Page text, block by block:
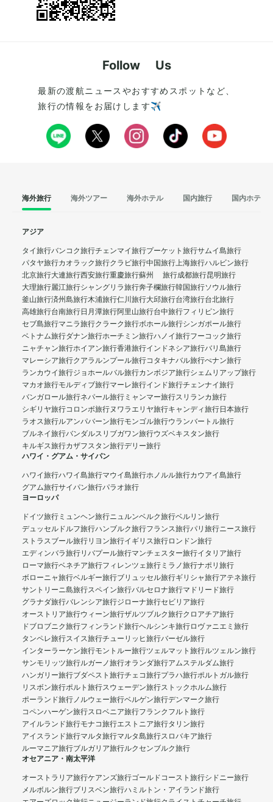
Follow Us
最新の渡航ニュースやおすすめスポットなど、
旅行の情報をお届けします✈️
海外旅行 海外ツアー 海外ホテル 国内旅行 国内ホテル
アジア
タイ旅行バンコク旅行チェンマイ旅行プーケット旅行サムイ島旅行
パタヤ旅行カオラック旅行クラビ旅行中国旅行上海旅行ハルビン旅行
北京旅行大連旅行西安旅行重慶旅行蘇州 旅行成都旅行昆明旅行
大理旅行麗江旅行シャングリラ旅行奔子欄旅行韓国旅行ソウル旅行
釜山旅行済州島旅行木浦旅行仁川旅行大邱旅行台湾旅行台北旅行
高雄旅行台南旅行日月潭旅行阿里山旅行台中旅行フィリピン旅行
セブ島旅行マニラ旅行クラーク旅行ボホール旅行シンガポール旅行
ベトナム旅行ダナン旅行ホーチミン旅行ハノイ旅行フーコック旅行
ニャチャン旅行ホイアン旅行香港旅行インドネシア旅行バリ島旅行
マレーシア旅行クアラルンプール旅行コタキナバル旅行ぺナン旅行
ランカウイ旅行ジョホールバル旅行カンボジア旅行シェムリアップ旅行
マカオ旅行モルディブ旅行マーレ旅行インド旅行チェンナイ旅行
バンガロール旅行ネパール旅行 ミャンマー旅行スリランカ旅行
シギリヤ旅行コロンボ旅行ヌワラエリヤ旅行キャンディ旅行日本旅行
ラオス旅行ルアンパバーン旅行モンゴル旅行ウランバートル旅行
ブルネイ旅行バンダルスリブガワン旅行ウズベキスタン旅行
キルギス旅行カザフスタン旅行デリー旅行
ハワイ・グアム・サイパン
ハワイ旅行ハワイ島旅行マウイ島旅行ホノルル旅行カウアイ島旅行
グアム旅行サイパン旅行パラオ旅行
ヨーロッパ
ドイツ旅行 ミュンヘン旅行ニュルンベルク旅行ベルリン旅行
デュッセルドルフ旅行ハンブルク旅行フランス旅行パリ旅行ニース旅行
ストラスブール旅行リヨン旅行イギリス旅行ロンドン旅行
エディンバラ旅行リバプール旅行マンチェスター旅行イタリア旅行
ローマ旅行ベネチア旅行フィレンツェ旅行 ミラノ旅行ナポリ旅行
ボローニャ旅行ベルギー旅行ブリュッセル旅行ギリシャ旅行アテネ旅行
サントリーニ島旅行スペイン旅行バルセロナ旅行マドリード旅行
グラナダ旅行バレンシア旅行ジローナ旅行セビリア旅行
オーストリア旅行ウィーン旅行ザルツブルク旅行クロアチア旅行
ドブロブニク旅行フィンランド旅行ヘルシンキ旅行ロヴァニエミ旅行
タンペレ旅行スイス旅行チューリッヒ旅行バーゼル旅行
インターラーケン旅行モントルー旅行ツェルマット旅行ルツェルン旅行
サンモリッツ旅行ルガーノ旅行オランダ旅行アムステルダム旅行
ハンガリー旅行ブダペスト旅行チェコ旅行プラハ旅行ポルトガル旅行
リスボン旅行ポルト旅行スウェーデン旅行ストックホルム旅行
ポーランド旅行ノルウェー旅行ベルゲン旅行デンマーク旅行
コペンハーゲン旅行スロベニア旅行フランクフルト旅行
アイルランド旅行モナコ旅行エストニア旅行タリン旅行
アイスランド旅行マルタ旅行マルタ島旅行スロバキア旅行
ルーマニア旅行ブルガリア旅行ルクセンブルク旅行
オセアニア・南太平洋
オーストラリア旅行ケアンズ旅行ゴールドコースト旅行シドニー旅行
メルボルン旅行ブリスベン旅行ハミルトン・アイランド旅行